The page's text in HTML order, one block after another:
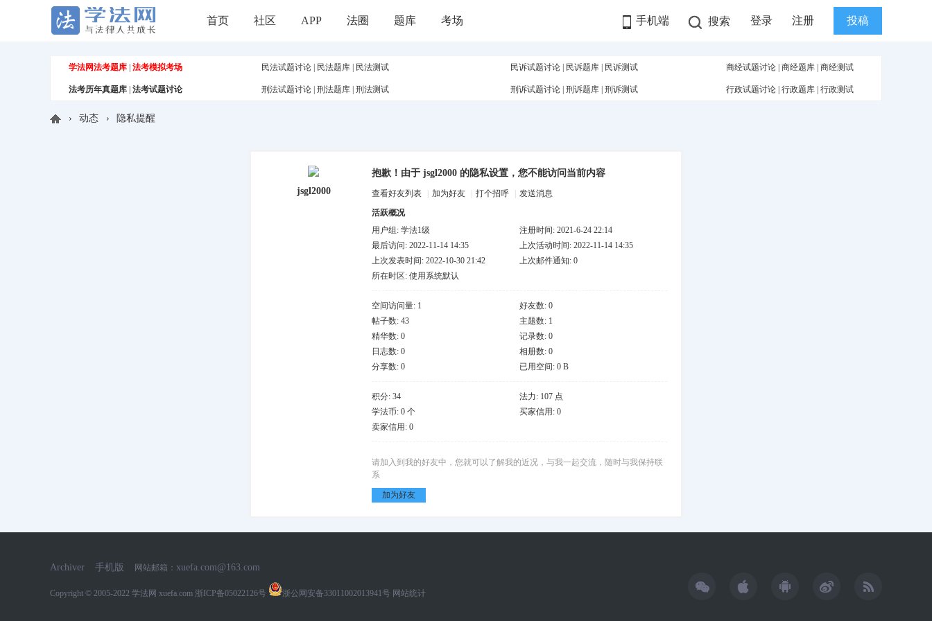
首页 社区 APP 法圈 题库 考场 手机端 搜索 登录 注册 投稿
学法网法考题库 法考模拟考场 民法试题讨论| 民法题库| 民法测试 民诉试题讨论| 民诉题库| 民诉测试 商经试题讨论 商经题库 商经测试
法考历年真题库 法考试题讨论 刑法试题讨论| 刑法题库| 刑法测试 刑诉试题讨论| 刑诉题库| 刑诉测试 行政试题讨论 行政题库 行政测试
› 动态 › 隐私提醒
jsgl2000
抱歉！由于 jsgl2000 的隐私设置，您不能访问当前内容
查看好友列表 加为好友 打个招呼
发送消息
活跃概况
用户组: 学法1级
注册时间: 2021-6-24 22:14
最后访问: 2022-11-14 14:35
上次活动时间: 2022-11-14 14:35
上次发表时间: 2022-10-30 21:42
上次邮件通知: 0
所在时区: 使用系统默认
空间访问量: 1
好友数: 0
帖子数: 43
主题数: 1
精华数: 0
记录数: 0
日志数: 0
相册数: 0
分享数: 0
已用空间: 0 B
积分: 34
法力: 107 点
学法币: 0 个
买家信用: 0
卖家信用: 0
请加入到我的好友中，您就可以了解我的近况，与我一起交流，随时与我保持联
系
加为好友
Archiver 手机版 网站邮箱： xuefa.com@163.com
Copyright © 2005-2022 学法网 xuefa.com 浙ICP备05022126号 浙公网安备33011002013941号 网站统计